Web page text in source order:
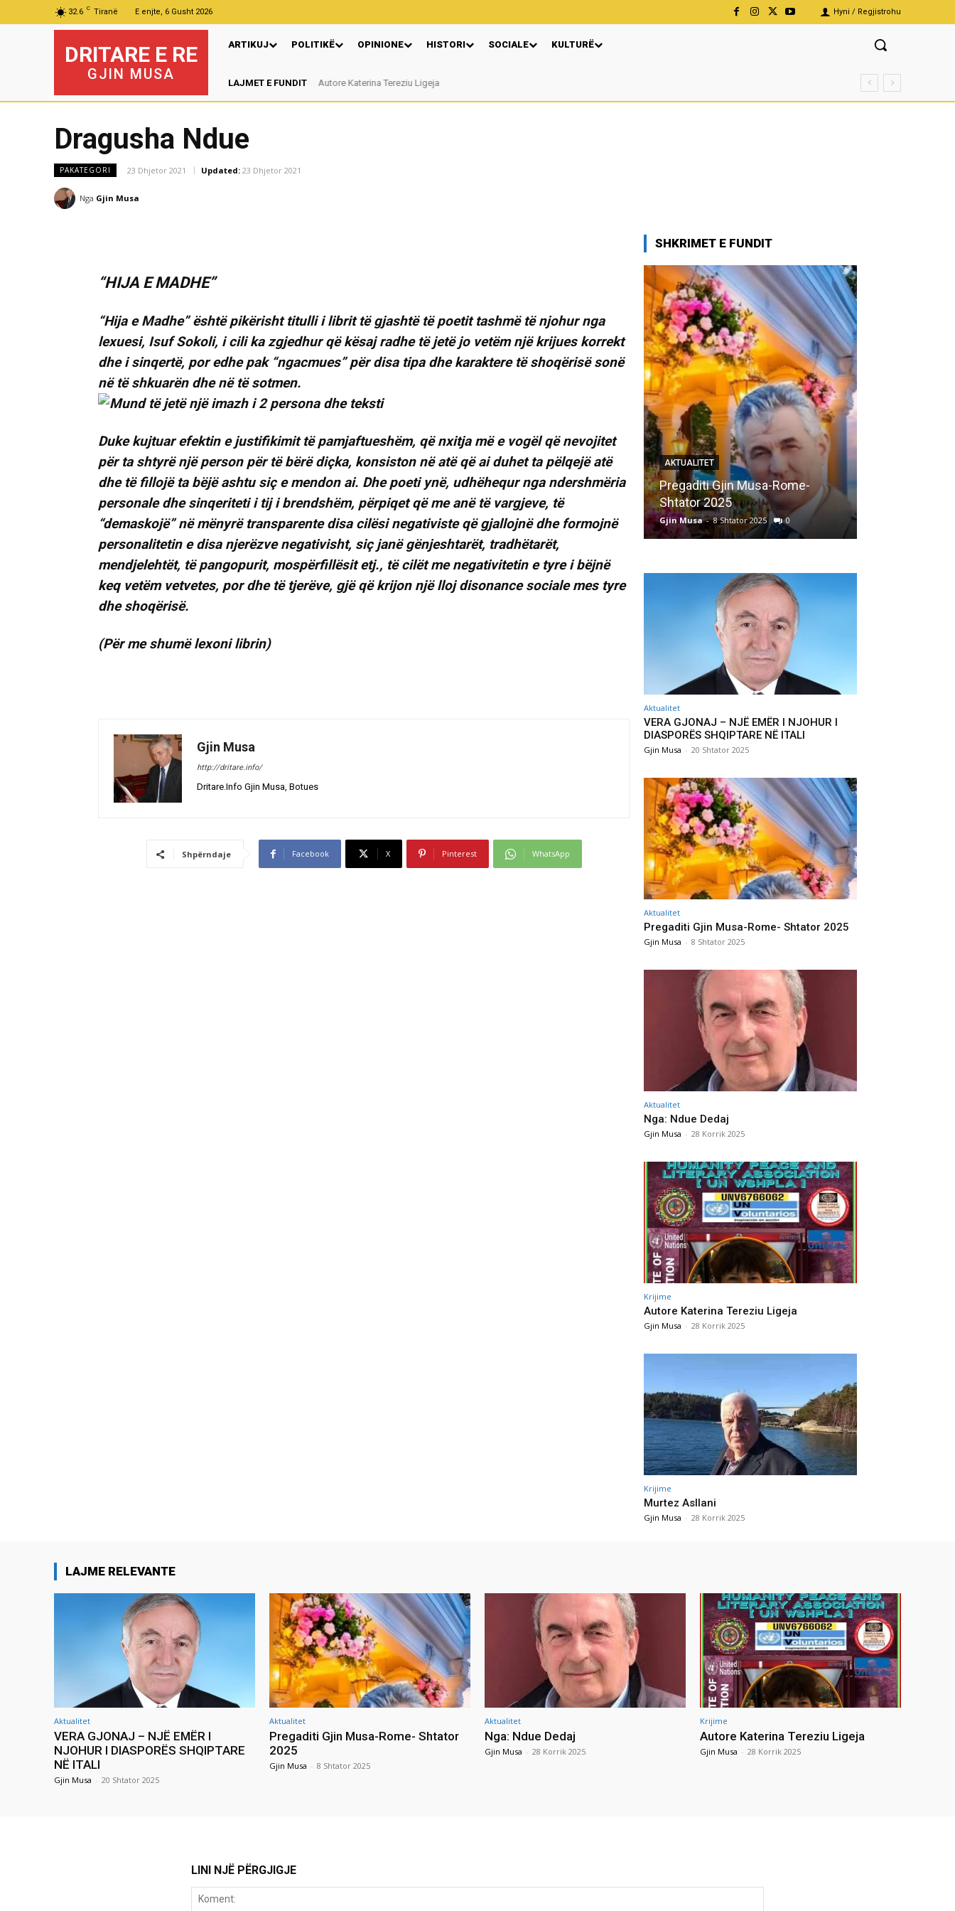
32.6 C Tiranë E enjte, 6 Gusht 2026 Hyni / Regjistrohu
DRITARE E RE
GJIN MUSA
ARTIKUJ POLITIKË OPINIONE HISTORI SOCIALE KULTURË
LAJMET E FUNDIT Autore Katerina Tereziu Ligeja
Dragusha Ndue
PAKATEGORI 23 Dhjetor 2021 Updated: 23 Dhjetor 2021
Nga Gjin Musa
“HIJA E MADHE”
“Hija e Madhe” është pikërisht titulli i librit të gjashtë të poetit tashmë të njohur nga
lexuesi, Isuf Sokoli, i cili ka zgjedhur që kësaj radhe të jetë jo vetëm një krijues korrekt
dhe i sinqertë, por edhe pak “ngacmues” për disa tipa dhe karaktere të shoqërisë sonë
në të shkuarën dhe në të sotmen.
Duke kujtuar efektin e justifikimit të pamjaftueshëm, që nxitja më e vogël që nevojitet
për ta shtyrë një person për të bërë diçka, konsiston në atë që ai duhet ta pëlqejë atë
dhe të fillojë ta bëjë ashtu siç e mendon ai. Dhe poeti ynë, udhëhequr nga ndershmëria
personale dhe sinqeriteti i tij i brendshëm, përpiqet që me anë të vargjeve, të
“demaskojë” në mënyrë transparente disa cilësi negativiste që gjallojnë dhe formojnë
personalitetin e disa njerëzve negativisht, siç janë gënjeshtarët, tradhëtarët,
mendjelehtët, të pangopurit, mospërfillësit etj., të cilët me negativitetin e tyre i bëjnë
keq vetëm vetvetes, por dhe të tjerëve, gjë që krijon një lloj disonance sociale mes tyre
dhe shoqërisë.
(Për me shumë lexoni librin)
Gjin Musa
http://dritare.info/
Dritare.Info Gjin Musa, Botues
Shpërndaje Facebook X Pinterest WhatsApp
SHKRIMET E FUNDIT
AKTUALITET
VERA GJONAJ – NJË EMËR I
NJOHUR I DIASPORËS
SHQIPTARE NË ITALI
Gjin Musa - 20 Shtator 2025 1
AKTUALITET
Pregaditi Gjin Musa-Rome-
Shtator 2025
Gjin Musa - 8 Shtator 2025 0
Aktualitet
VERA GJONAJ – NJË EMËR I NJOHUR I
DIASPORËS SHQIPTARE NË ITALI
Gjin Musa - 20 Shtator 2025
Aktualitet
Pregaditi Gjin Musa-Rome- Shtator 2025
Gjin Musa - 8 Shtator 2025
Aktualitet
Nga: Ndue Dedaj
Gjin Musa - 28 Korrik 2025
Krijime
Autore Katerina Tereziu Ligeja
Gjin Musa - 28 Korrik 2025
Krijime
Murtez Asllani
Gjin Musa - 28 Korrik 2025
LAJME RELEVANTE
Aktualitet
VERA GJONAJ – NJË EMËR I
NJOHUR I DIASPORËS SHQIPTARE
NË ITALI
Gjin Musa - 20 Shtator 2025
Aktualitet
Pregaditi Gjin Musa-Rome- Shtator
2025
Gjin Musa - 8 Shtator 2025
Aktualitet
Nga: Ndue Dedaj
Gjin Musa - 28 Korrik 2025
Krijime
Autore Katerina Tereziu Ligeja
Gjin Musa - 28 Korrik 2025
LINI NJË PËRGJIGJE